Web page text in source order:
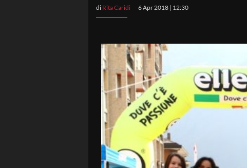
di Rita Caridi 6 Apr 2018 | 12:30